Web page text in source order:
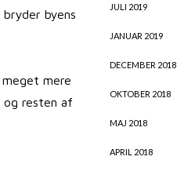
byens
mere
og resten af
JULI 2019
JANUAR 2019
DECEMBER 2018
OKTOBER 2018
MAJ 2018
APRIL 2018